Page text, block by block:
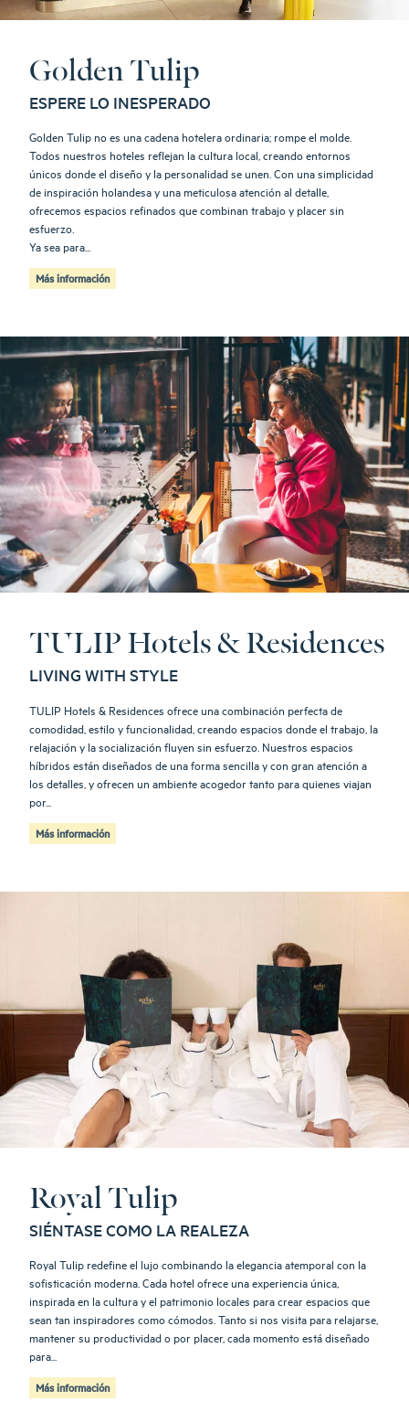
Golden Tulip
ESPERE LO INESPERADO
Golden Tulip no es una cadena hotelera ordinaria; rompe el molde.
Todos nuestros hoteles reflejan la cultura local, creando entornos
únicos donde el diseño y la personalidad se unen. Con una simplicidad
de inspiración holandesa y una meticulosa atención al detalle,
ofrecemos espacios refinados que combinan trabajo y placer sin
esfuerzo.
Ya sea para...
Más información
TULIP Hotels & Residences
LIVING WITH STYLE
TULIP Hotels & Residences ofrece una combinación perfecta de
comodidad, estilo y funcionalidad, creando espacios donde el trabajo, la
relajación y la socialización fluyen sin esfuerzo. Nuestros espacios
híbridos están diseñados de una forma sencilla y con gran atención a
los detalles, y ofrecen un ambiente acogedor tanto para quienes viajan
por...
Más información
Royal Tulip
SIÉNTASE COMO LA REALEZA
Royal Tulip redefine el lujo combinando la elegancia atemporal con la
sofisticación moderna. Cada hotel ofrece una experiencia única,
inspirada en la cultura y el patrimonio locales para crear espacios que
sean tan inspiradores como cómodos. Tanto si nos visita para relajarse,
mantener su productividad o por placer, cada momento está diseñado
para...
Más información